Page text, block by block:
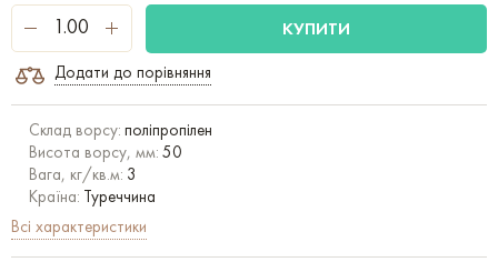
КУПИТИ
Додати до порівняння
Склад ворсу: поліпропілен
Висота ворсу, мм: 50
Вага, кг/кв.м: 3
Країна: Туреччина
Всі характеристики